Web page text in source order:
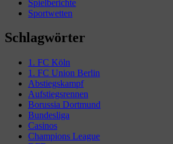
Spielberichte
Sportwetten
Schlagwörter
1. FC Köln
1. FC Union Berlin
Abstiegskampf
Aufstiegsrennen
Borussia Dortmund
Bundesliga
Casinos
Champions League